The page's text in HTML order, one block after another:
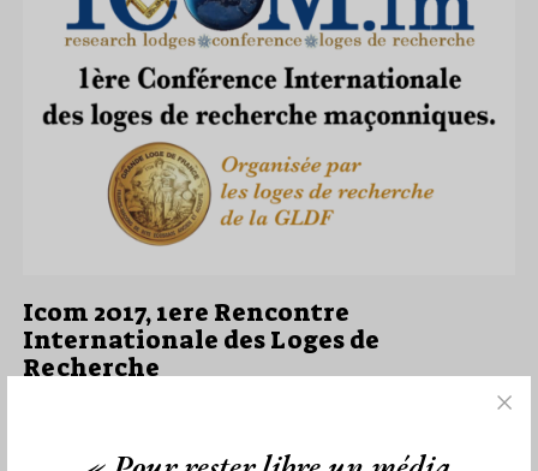
Icom 2017, 1ere Rencontre
Internationale des Loges de
Recherche